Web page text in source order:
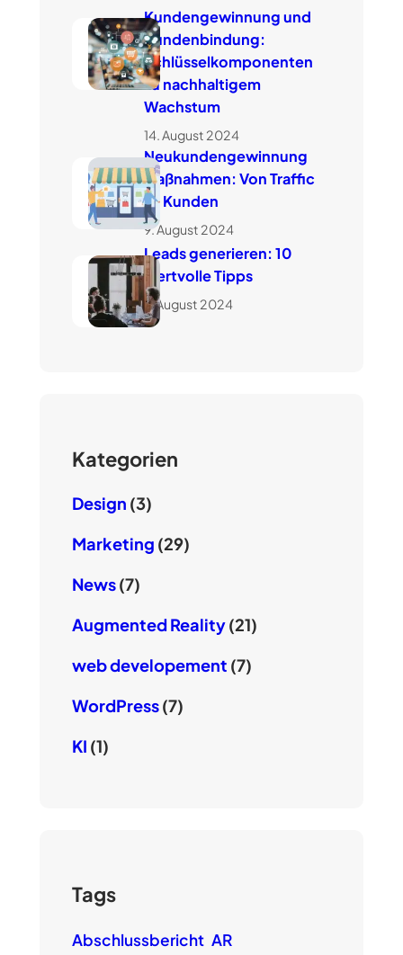
Kundengewinnung und
Kundenbindung:
Schlüsselkomponenten
zu nachhaltigem
Wachstum
14. August 2024
Neukundengewinnung
Maßnahmen: Von Traffic
zu Kunden
9. August 2024
Leads generieren: 10
wertvolle Tipps
7. August 2024
Kategorien
Design (3)
Marketing (29)
News(7)
Augmented Reality(21)
web developement (7)
WordPress(7)
KI (1)
Tags
Abschlussbericht AR